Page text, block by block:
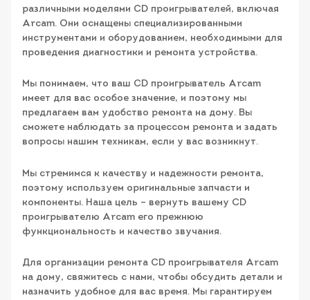
различными моделями CD проигрывателей, включая
Arcam. Они оснащены специализированными
инструментами и оборудованием, необходимыми для
проведения диагностики и ремонта устройства.
Мы понимаем, что ваш CD проигрыватель Arcam
имеет для вас особое значение, и поэтому мы
предлагаем вам удобство ремонта на дому. Вы
сможете наблюдать за процессом ремонта и задать
вопросы нашим техникам, если у вас возникнут.
Мы стремимся к качеству и надежности ремонта,
поэтому используем оригинальные запчасти и
компоненты. Наша цель – вернуть вашему CD
проигрывателю Arcam его прежнюю
функциональность и качество звучания.
Для организации ремонта CD проигрывателя Arcam
на дому, свяжитесь с нами, чтобы обсудить детали и
назначить удобное для вас время. Мы гарантируем